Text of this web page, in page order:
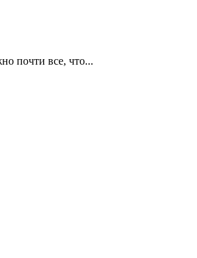
почти все, что...